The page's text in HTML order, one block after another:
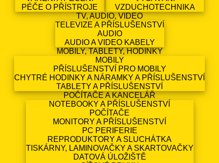
PÉČE O PŘÍSTROJE
VZDUCHOTECHNIKA
TV, AUDIO, VIDEO
TELEVIZE A PŘÍSLUŠENSTVÍ
AUDIO
AUDIO A VIDEO KABELY
MOBILY, TABLETY, HODINKY
MOBILY
PŘÍSLUŠENSTVÍ PRO MOBILY
CHYTRÉ HODINKY A NÁRAMKY A PŘÍSLUŠENSTVÍ
TABLETY A PŘÍSLUŠENSTVÍ
POČÍTAČE A KANCELÁŘ
NOTEBOOKY A PŘÍSLUŠENSTVÍ
POČÍTAČE
MONITORY A PŘÍSLUŠENSTVÍ
PC PERIFERIE
REPRODUKTORY A SLUCHÁTKA
TISKÁRNY, LAMINOVAČKY A SKARTOVAČKY
DATOVÁ ÚLOŽIŠTĚ